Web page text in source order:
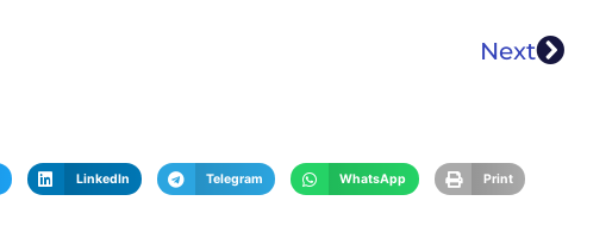
Next
LinkedIn Telegram WhatsApp Print